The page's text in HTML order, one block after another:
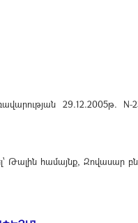
29.12.2005թ. N-
Թալին համայնք, Զովասար